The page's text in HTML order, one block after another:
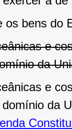
os bens do
e
da
e
da